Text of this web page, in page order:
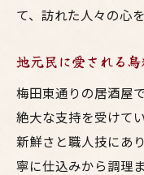
季節ごとの
て、訪れた人々の心
地元民に愛される
梅田東通りの居酒屋
絶大な支持を受けて
新鮮さと職人技にあ
寧に仕込みから調理